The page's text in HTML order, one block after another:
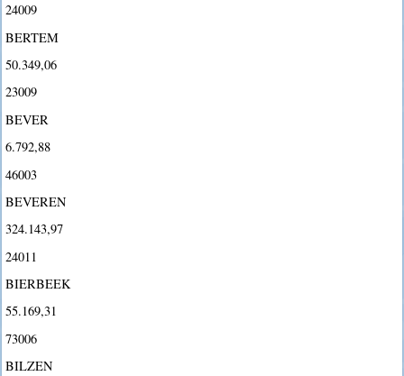
24009
BERTEM
50.349,06
23009
BEVER
6.792,88
46003
BEVEREN
324.143,97
24011
BIERBEEK
55.169,31
73006
BILZEN